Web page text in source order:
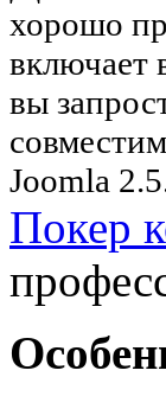
хорошо
включает
вы
Joomla
Покер